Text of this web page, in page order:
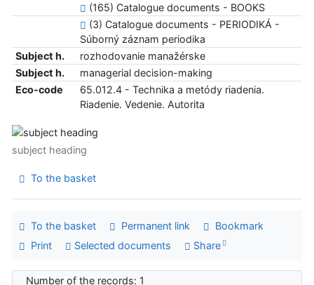
(165) Catalogue documents - BOOKS
(3) Catalogue documents - PERIODIKÁ -
Súborný záznam periodika
Subject h.
rozhodovanie manažérske
Subject h.
managerial decision-making
Eco-code
65.012.4 - Technika a metódy riadenia.
Riadenie. Vedenie. Autorita
subject heading
To the basket
To the basket Permanent link
Bookmark
Print
Selected documents Share
Number of the records: 1